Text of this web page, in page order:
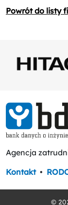
Powrót do listy
Agencja
Kontakt •
©